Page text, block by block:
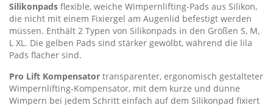
Silikonpads flexible, weiche Wimpernlifting-Pads aus Silikon,
die nicht mit einem Fixiergel am Augenlid befestigt werden
müssen. Enthält 2 Typen von Silikonpads in den Größen S, M,
L XL. Die gelben Pads sind stärker gewölbt, während die lila
Pads flacher sind.
Pro Lift Kompensator transparenter, ergonomisch gestalteter
Wimpernlifting-Kompensator, mit dem kurze und dünne
Wimpern bei jedem Schritt einfach auf dem Silikonpad fixiert